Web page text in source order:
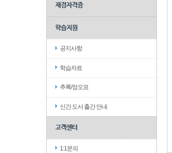
재경자격증
학습지원
공지사항
학습자료
추록/정오표
신간 도서 출간 안내
고객센터
1:1문의